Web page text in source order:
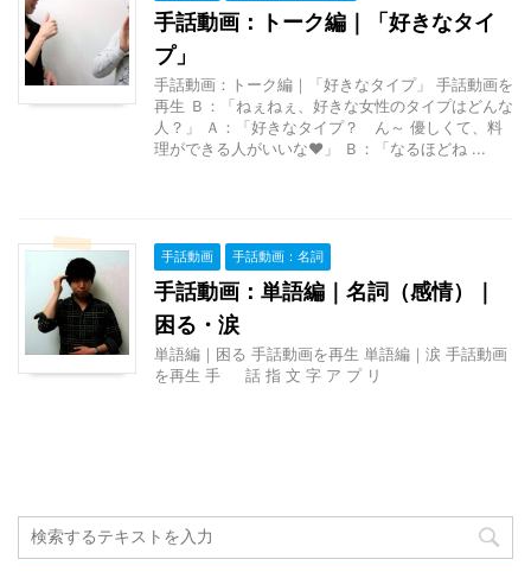
手話動画：トーク編｜「好きなタイ
プ」
手話動画：トーク編｜「好きなタイプ」 手話動画を
再生 Ｂ：「ねぇねぇ、好きな女性のタイプはどんな
人？」 Ａ：「好きなタイプ？ ん～ 優しくて、料
理ができる人がいいな♥」 Ｂ：「なるほどね ...
手話動画 手話動画：名詞
手話動画：単語編｜名詞（感情）｜
困る・涙
単語編｜困る 手話動画を再生 単語編｜涙 手話動画
を再生 手 話 指 文 字 ア プ リ